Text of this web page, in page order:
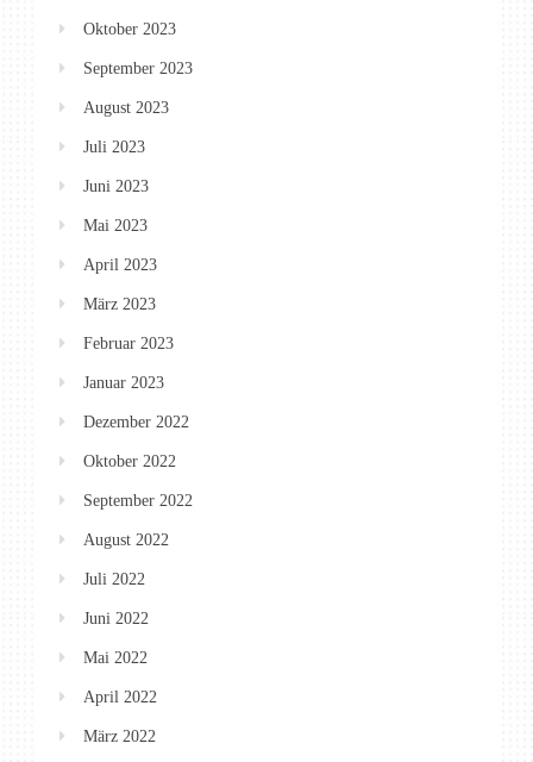
Oktober 2023
September 2023
August 2023
Juli 2023
Juni 2023
Mai 2023
April 2023
März 2023
Februar 2023
Januar 2023
Dezember 2022
Oktober 2022
September 2022
August 2022
Juli 2022
Juni 2022
Mai 2022
April 2022
März 2022